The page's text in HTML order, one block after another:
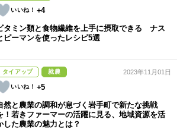
+4
タミン類と食物繊維を上手に摂取できる ナス
ピーマンを使ったレシピ5選
タイアップ 就農
+5
2023年11月01日
然と農業の調和が息づく岩手町で新たな挑戦
！若きファーマーの活躍に見る、地域資源を活
した農業の魅力とは？